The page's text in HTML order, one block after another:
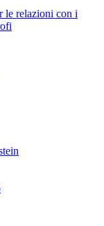
le relazioni con i